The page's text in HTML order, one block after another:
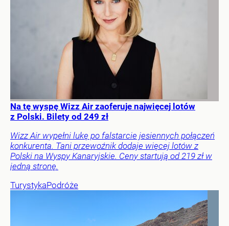
Na tę wyspę Wizz Air zaoferuje najwięcej lotów
z Polski. Bilety od 249 zł
Wizz Air wypełni lukę po falstarcie jesiennych połączeń
konkurenta. Tani przewoźnik dodaje więcej lotów z
Polski na Wyspy Kanaryjskie. Ceny startują od 219 zł w
jedną stronę.
TurystykaPodróże